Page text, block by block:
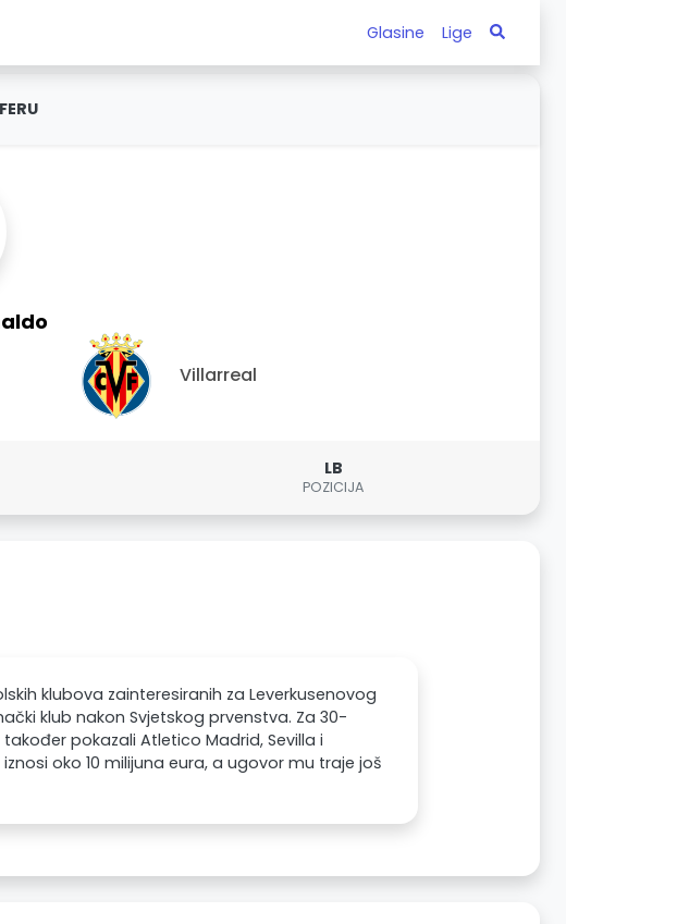
Glasine Lige
Villarreal
LB
POZICIJA
klubova zainteresiranih za Leverkusenovog
klub nakon Svjetskog prvenstva. Za 30-
pokazali Atletico Madrid, Sevilla i
oko 10 milijuna eura, a ugovor mu traje još